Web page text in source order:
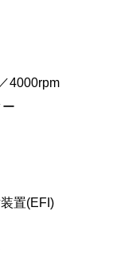
4000rpm
置(EFI)